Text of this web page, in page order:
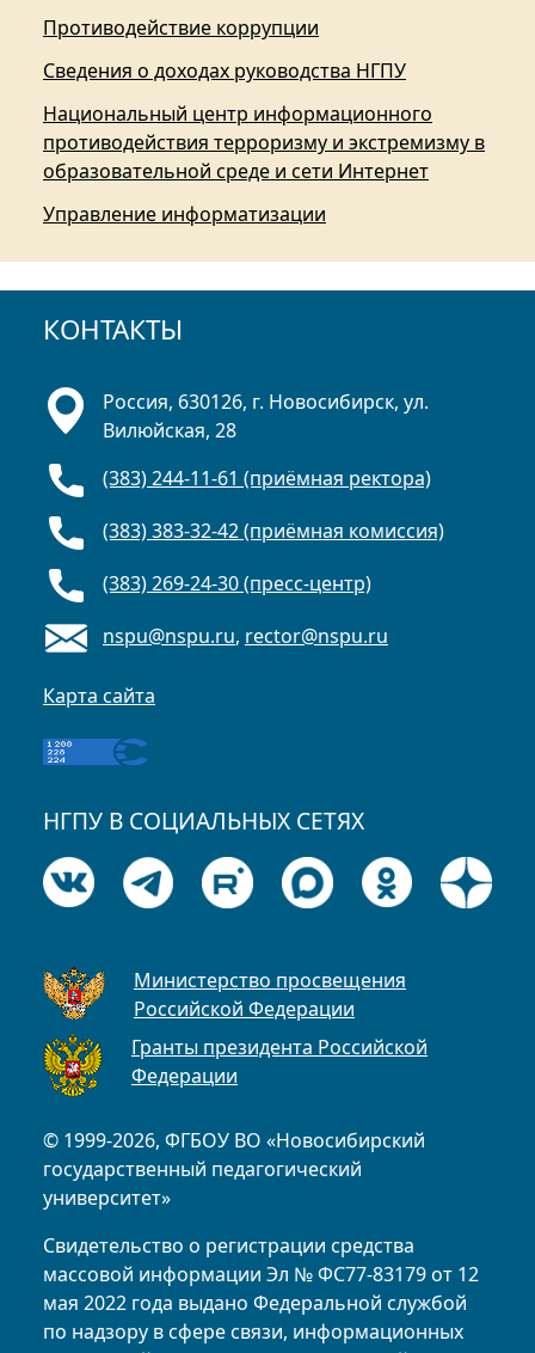
Противодействие коррупции
Сведения о доходах руководства НГПУ
Национальный центр информационного
противодействия терроризму и экстремизму в
образовательной среде и сети Интернет
Управление информатизации
КОНТАКТЫ
© 1999-2026, ФГБОУ ВО «Новосибирский
государственный педагогический
университет»
Свидетельство о регистрации средства
массовой информации Эл № ФС77-83179 от 12
мая 2022 года выдано Федеральной службой
по надзору в сфере связи, информационных
Россия, 630126, г. Новосибирск, ул.
Вилюйская, 28
(383) 244-11-61 (приёмная ректора)
(383) 383-32-42 (приёмная комиссия)
(383) 269-24-30 (пресс-центр)
nspu@nspu.ru, rector@nspu.ru
Карта сайта
НГПУ В СОЦИАЛЬНЫХ СЕТЯХ
Министерство просвещения
Российской Федерации
Гранты президента Российской
Федерации